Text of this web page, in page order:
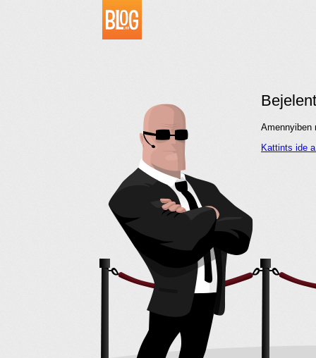
Amennyiben
Kattints ide